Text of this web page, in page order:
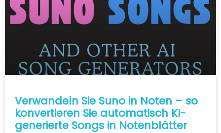
Verwandeln Sie Suno in Noten – so
konvertieren Sie automatisch KI-
generierte Songs in Notenblätter